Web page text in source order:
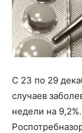
С 23 по 29
случаев
недели на